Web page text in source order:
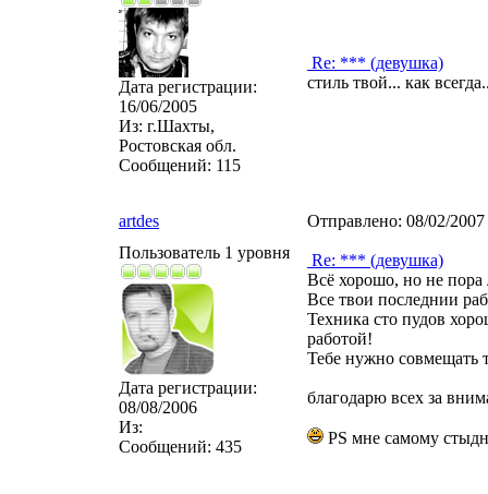
Дата регистрации:
16/06/2005
Из: г.Шахты,
Ростовская обл.
Сообщений: 115
Re: *** (девушка)
стиль твой... как
artdes Отправлено: 08/02/
Пользователь 1 уровня
Дата регистрации:
08/08/2006
Из:
Сообщений: 435
Re: *** (девушка)
Всё хорошо, но не пора
Все твои последнии
Техника сто пудов
работой!
Тебе нужно совмещать
благодарю всех за
PS мне самому